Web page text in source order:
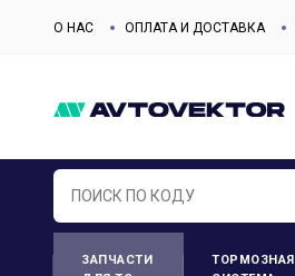
О НАС ОПЛАТА И ДОСТАВКА
ЗАПЧАСТИ
ТОРМОЗНАЯ